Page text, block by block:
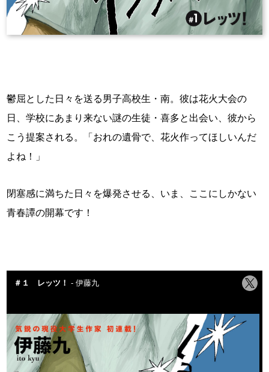
鬱屈とした日々を送る男子高校生・南。彼は花火大会の
日、学校にあまり来ない謎の生徒・喜多と出会い、彼から
こう提案される。「おれの遺骨で、花火作ってほしいんだ
よね！」
閉塞感に満ちた日々を爆発させる、いま、ここにしかない
青春譚の開幕です！